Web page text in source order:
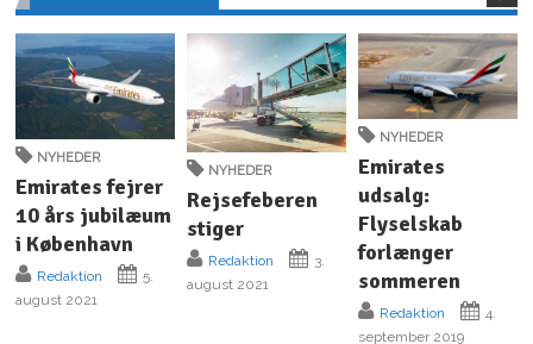
NYHEDER
Emirates fejrer
10 års jubilæum
i København
Redaktion
5.
august 2021
NYHEDER
Rejsefeberen
stiger
Redaktion
3.
august 2021
NYHEDER
Emirates
udsalg:
Flyselskab
forlænger
sommeren
Redaktion
4.
september 2019